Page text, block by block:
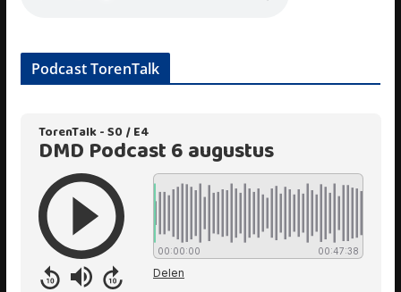
Podcast TorenTalk